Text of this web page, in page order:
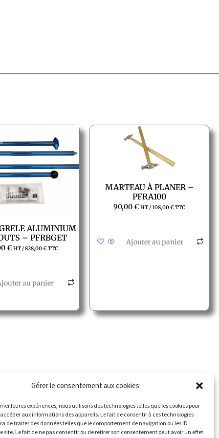
Gérer le consentement aux cookies
expériences, nous utilisons des technologies telles que les cookies pour
aux informations des appareils. Le fait de consentir à ces technologies
de traiter des données telles que le comportement de navigation ou les ID
site. Le fait de ne pas consentir ou de retirer son consentement peut avoir un effet
ALUMINIUM
– PFRBGET
€ HT /828,00€TTC
au panier
MARTEAU À PLANER –
PFRA100
90,00€ HT /108,00€TTC
Ajouter au panier
météo